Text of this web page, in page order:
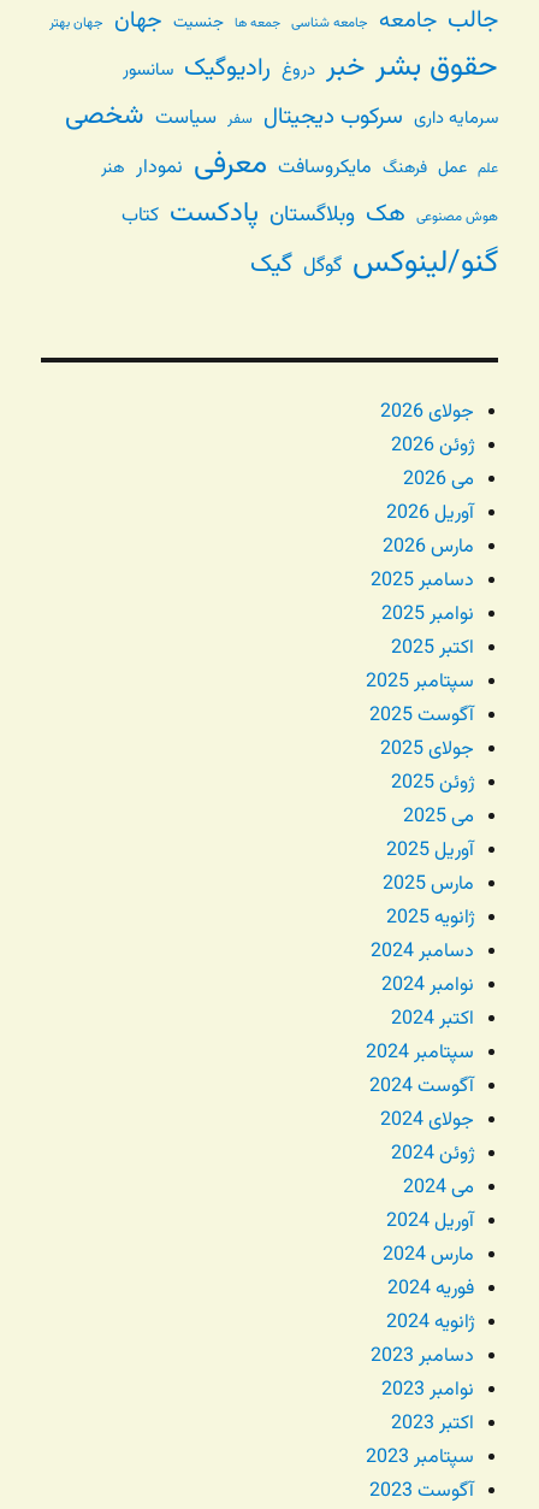
جالب جامعه جامعه شناسی جمعه ها جنسیت جهان جهان بهتر
حقوق بشر خبر دروغ رادیوگیک سانسور
سرمایه داری سرکوب دیجیتال سفر سیاست شخصی
علم عمل فرهنگ مایکروسافت معرفی نمودار هنر
هوش مصنوعی هک وبلاگستان پادکست کتاب
گنو/لینوکس گوگل گیک
جولای 2026
ژوئن 2026
می 2026
آوریل 2026
مارس 2026
دسامبر 2025
نوامبر 2025
اکتبر 2025
سپتامبر 2025
آگوست 2025
جولای 2025
ژوئن 2025
می 2025
آوریل 2025
مارس 2025
ژانویه 2025
دسامبر 2024
نوامبر 2024
اکتبر 2024
سپتامبر 2024
آگوست 2024
جولای 2024
ژوئن 2024
می 2024
آوریل 2024
مارس 2024
فوریه 2024
ژانویه 2024
دسامبر 2023
نوامبر 2023
اکتبر 2023
سپتامبر 2023
آگوست 2023